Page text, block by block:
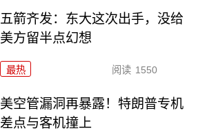
五箭齐发：东大这次出手，没给
美方留半点幻想
最热 阅读 1550
美空管漏洞再暴露！特朗普专机
差点与客机撞上